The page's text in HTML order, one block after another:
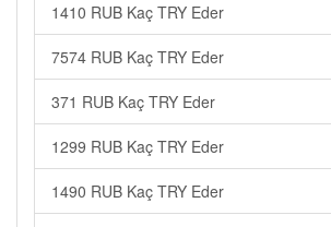
1410 RUB Kaç TRY Eder
7574 RUB Kaç TRY Eder
371 RUB Kaç TRY Eder
1299 RUB Kaç TRY Eder
1490 RUB Kaç TRY Eder